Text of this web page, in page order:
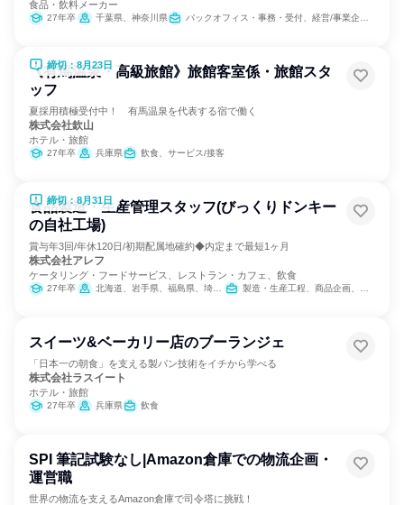
食品・飲料メーカー
27年卒 千葉県、神奈川県 バックオフィス・事務・受付、経営/事業企画、営業、製造・生産工程、SCM/生産管理/購買/物流、商品企画
締切：8月23日
《有馬温泉・高級旅館》旅館客室係・旅館スタ
ッフ
夏採用積極受付中！ 有馬温泉を代表する宿で働く
株式会社欽山
ホテル・旅館
27年卒 兵庫県 飲食、サービス/接客
締切：8月31日
食品製造・生産管理スタッフ(びっくりドンキー
の自社工場)
賞与年3回/年休120日/初期配属地確約◆内定まで最短1ヶ月
株式会社アレフ
ケータリング・フードサービス、レストラン・カフェ、飲食
27年卒 北海道、岩手県、福島県、埼玉県、岐阜県、大阪府、福岡県 製造・生産工程、商品企画、SCM/生産管理/購買/物流
スイーツ&ベーカリー店のブーランジェ
「日本一の朝食」を支える製パン技術をイチから学べる
株式会社ラスイート
ホテル・旅館
27年卒 兵庫県 飲食
SPI 筆記試験なし|Amazon倉庫での物流企画・
運営職
世界の物流を支えるAmazon倉庫で司令塔に挑戦！